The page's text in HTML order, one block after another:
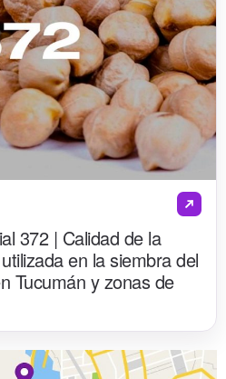
372 | Calidad de la
en la siembra del
Tucumán y zonas de